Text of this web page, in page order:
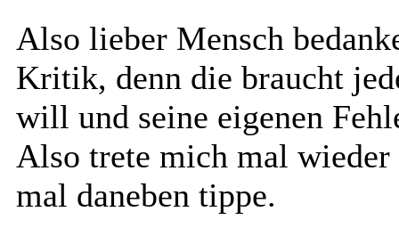
Also lieber Mensch
Kritik, denn die braucht
will und seine eigenen
Also trete mich mal
mal daneben tippe.